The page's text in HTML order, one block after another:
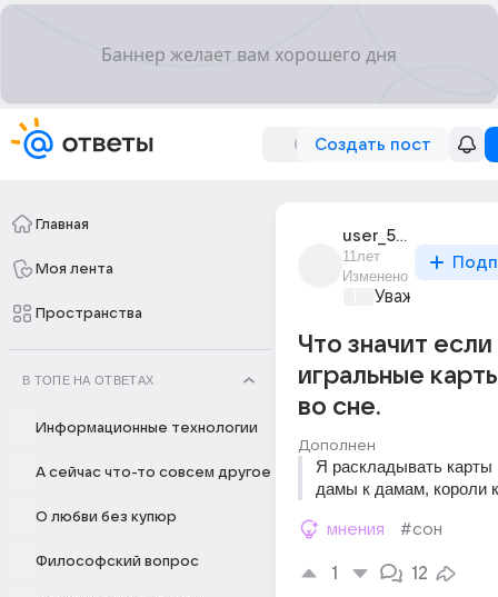
Создать пост
Главная
Моя лента
Пространства
В ТОПЕ НА ОТВЕТАХ
Информационные технологии
А сейчас что-то совсем другое
О любви без купюр
Философский вопрос
user_57382464
11лет
Изменено
Уважаемый
Что значит если
игральные
во сне.
Дополнен
Я раскладывать карты
дамы к дамам, короли
мнения #сон
1 12